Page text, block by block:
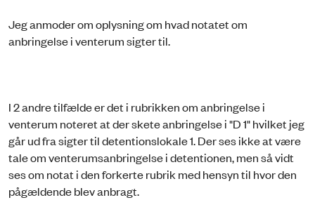
Jeg anmoder om oplysning om hvad notatet om
anbringelse i venterum sigter til.
I 2 andre tilfælde er det i rubrikken om anbringelse i
venterum noteret at der skete anbringelse i "D 1" hvilket jeg
går ud fra sigter til detentionslokale 1. Der ses ikke at være
tale om venterumsanbringelse i detentionen, men så vidt
ses om notat i den forkerte rubrik med hensyn til hvor den
pågældende blev anbragt.